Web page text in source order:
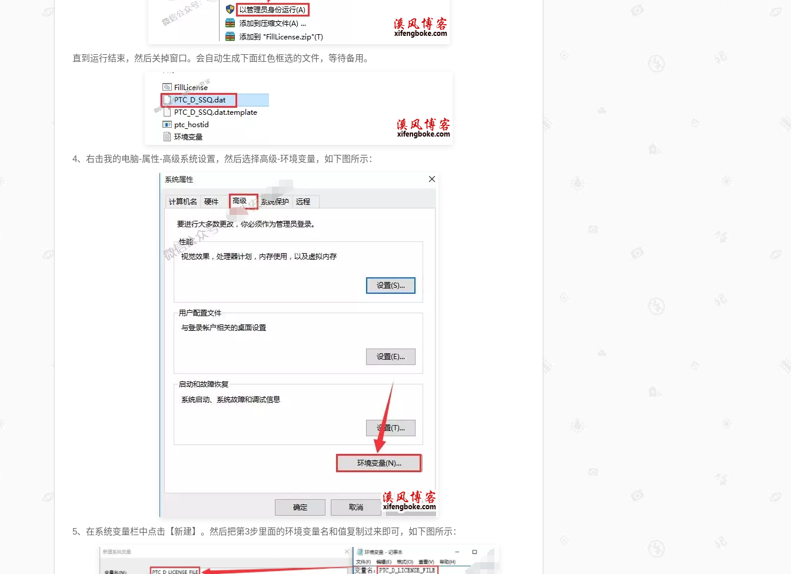
直到运行结束，然后关掉窗口。会自动生成下面红色框选的文件，等待备用。
4、右击我的电脑-属性-高级系统设置，然后选择高级-环境变量，如下图所示：
5、在系统变量栏中点击【新建】。然后把第3步里面的环境变量名和值复制过来即可，如下图所示：